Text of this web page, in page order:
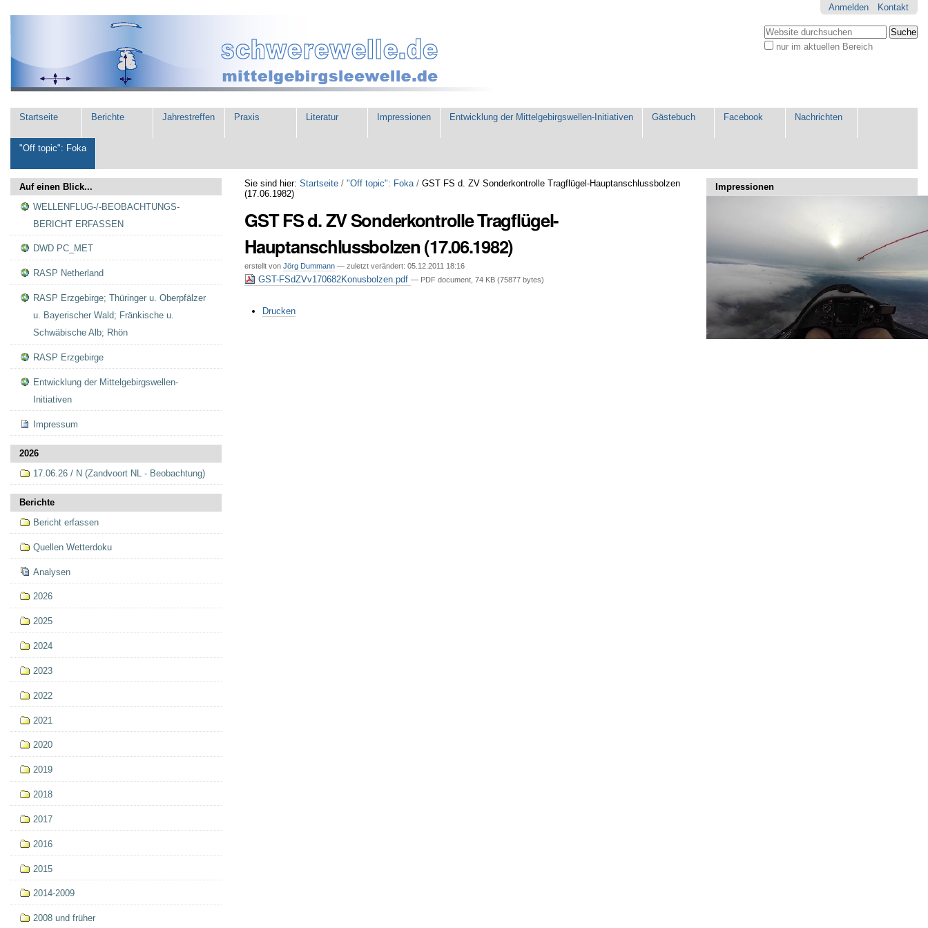
zum
Direkt
zur
Navigation
Werkzeuge
Anmelden Kontakt
Website durchsuchen
nur im aktuellen Bereich
Sektionen
Startseite Berichte Jahrestreffen Praxis Literatur Impressionen Entwicklung der Mittelgebirgswellen-Initiativen Gästebuch Facebook Nachrichten
"Off topic": Foka
Sie sind hier: Startseite /"Off topic": Foka /GST FS d. ZV Sonderkontrolle Tragflügel-Hauptanschlussbolzen
(17.06.1982)
GST FS d. ZV Sonderkontrolle Tragflügel-
Hauptanschlussbolzen (17.06.1982)
erstellt vonJörg Dummann —zuletzt verändert: 05.12.2011 18:16
GST-FSdZVv170682Konusbolzen.pdf— PDF document, 74 KB (75877 bytes)
Drucken
Auf einen Blick...
WELLENFLUG-/-BEOBACHTUNGS-
BERICHT ERFASSEN
DWD PC_MET
RASP Netherland
RASP Erzgebirge; Thüringer u. Oberpfälzer
u. Bayerischer Wald; Fränkische u.
Schwäbische Alb; Rhön
RASP Erzgebirge
Entwicklung der Mittelgebirgswellen-
Initiativen
Impressum
2026
17.06.26 / N (Zandvoort NL - Beobachtung)
Berichte
Bericht erfassen
Quellen Wetterdoku
Analysen
2026
2025
2024
2023
2022
2021
2020
2019
2018
2017
2016
2015
2014-2009
2008 und früher
Impressionen